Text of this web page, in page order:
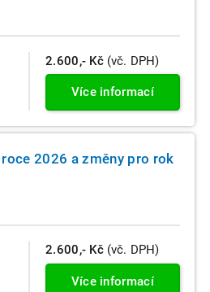
2.600,- Kč (vč. DPH)
Více informací
2026 a změny pro rok
2.600,- Kč (vč. DPH)
Více informací